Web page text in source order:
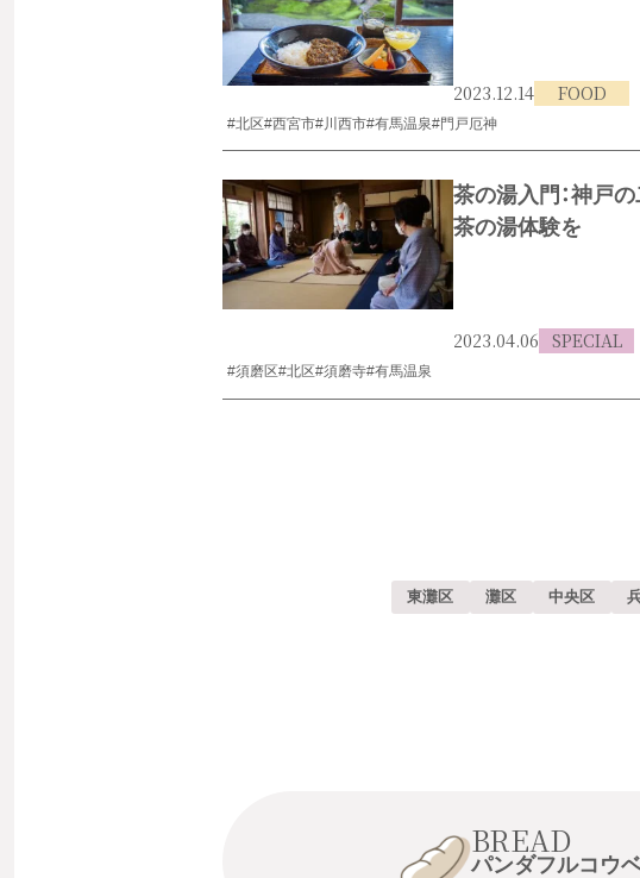
2023.12.14 FOOD
#北区#西宮市#川西市#有馬温泉#門戸厄神
茶の湯入門：神戸
茶の湯体験を
2023.04.06 SPECIAL
#須磨区#北区#須磨寺#有馬温泉
東灘区 灘区 中央区
BREAD
パンダフルコウ